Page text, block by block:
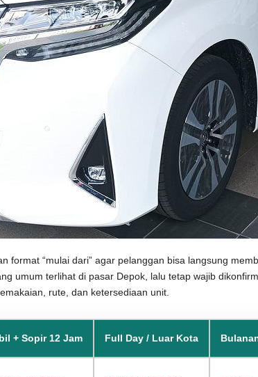
format “mulai dari” agar pelanggan bisa langsung
umum terlihat di pasar Depok, lalu tetap wajib
rute, dan ketersediaan unit.
+ Sopir 12 Jam Full Day / Luar Kota